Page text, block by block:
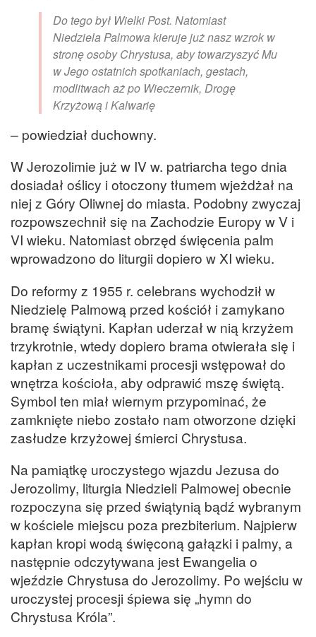
Do tego był Wielki Post. Natomiast
Niedziela Palmowa kieruje już nasz wzrok w
stronę osoby Chrystusa, aby towarzyszyć Mu
w Jego ostatnich spotkaniach, gestach,
modlitwach aż po Wieczernik, Drogę
Krzyżową i Kalwarię
– powiedział duchowny.
W Jerozolimie już w IV w. patriarcha tego dnia
dosiadał oślicy i otoczony tłumem wjeżdżał na
niej z Góry Oliwnej do miasta. Podobny zwyczaj
rozpowszechnił się na Zachodzie Europy w V i
VI wieku. Natomiast obrzęd święcenia palm
wprowadzono do liturgii dopiero w XI wieku.
Do reformy z 1955 r. celebrans wychodził w
Niedzielę Palmową przed kościół i zamykano
bramę świątyni. Kapłan uderzał w nią krzyżem
trzykrotnie, wtedy dopiero brama otwierała się i
kapłan z uczestnikami procesji wstępował do
wnętrza kościoła, aby odprawić mszę świętą.
Symbol ten miał wiernym przypominać, że
zamknięte niebo zostało nam otworzone dzięki
zasłudze krzyżowej śmierci Chrystusa.
Na pamiątkę uroczystego wjazdu Jezusa do
Jerozolimy, liturgia Niedzieli Palmowej obecnie
rozpoczyna się przed świątynią bądź wybranym
w kościele miejscu poza prezbiterium. Najpierw
kapłan kropi wodą święconą gałązki i palmy, a
następnie odczytywana jest Ewangelia o
wjeździe Chrystusa do Jerozolimy. Po wejściu w
uroczystej procesji śpiewa się „hymn do
Chrystusa Króla”.